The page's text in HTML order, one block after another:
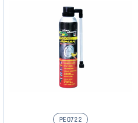
PE0722